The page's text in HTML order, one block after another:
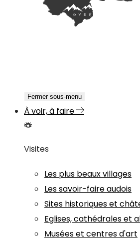
Fermer sous-menu
À voir, à faire
Visites
Les plus beaux villages
Les savoir-faire audois
Sites historiques et
Eglises, cathédrales et
Musées et centres d'art